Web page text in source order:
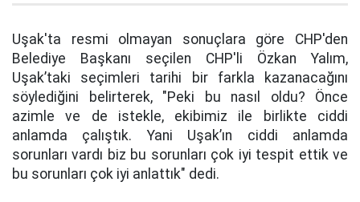
Uşak'ta resmi olmayan sonuçlara göre CHP'den
Belediye Başkanı seçilen CHP'li Özkan Yalım,
Uşak’taki seçimleri tarihi bir farkla kazanacağını
söylediğini belirterek, "Peki bu nasıl oldu? Önce
azimle ve de istekle, ekibimiz ile birlikte ciddi
anlamda çalıştık. Yani Uşak’ın ciddi anlamda
sorunları vardı biz bu sorunları çok iyi tespit ettik ve
bu sorunları çok iyi anlattık" dedi.